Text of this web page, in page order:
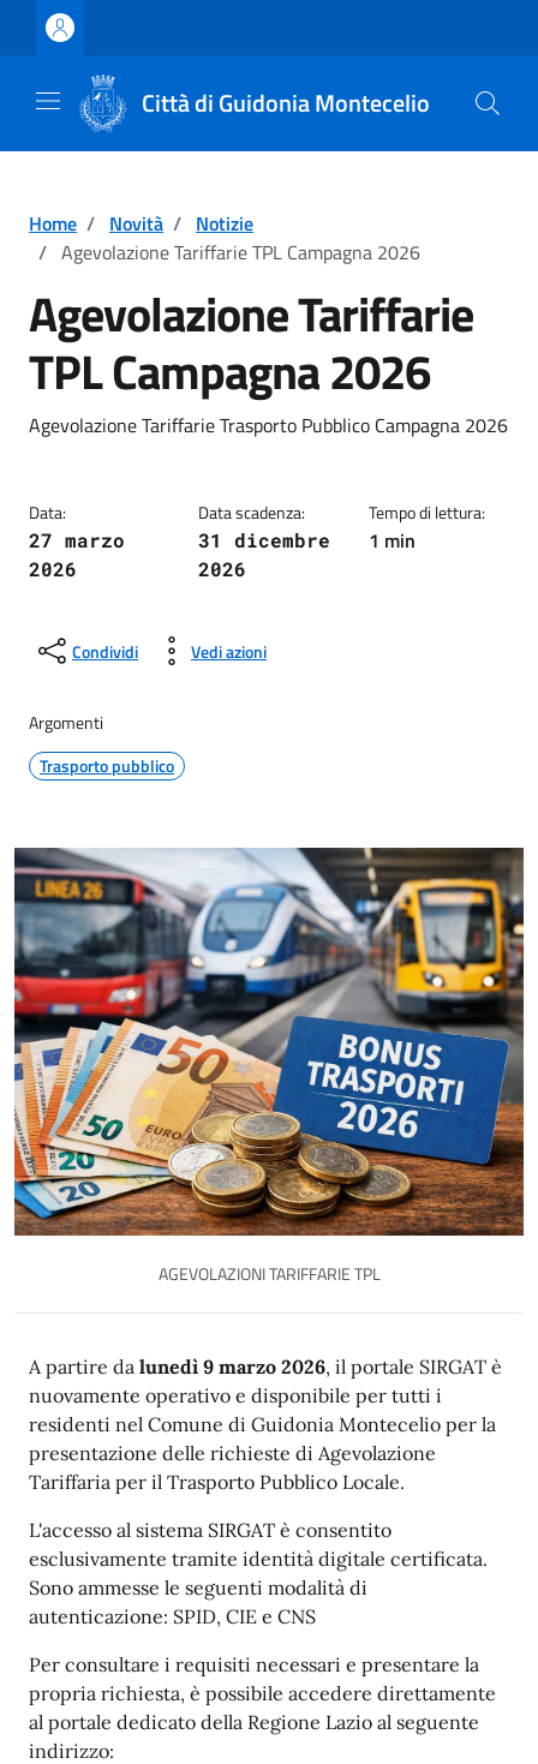
Vai ai contenuti
Vai al footer
Città di Guidonia Montecelio
Home / Novità / Notizie
/ Agevolazione Tariffarie TPL Campagna 2026
Agevolazione Tariffarie
TPL Campagna 2026
Dettagli della notizia
Agevolazione Tariffarie Trasporto Pubblico Campagna 2026
Data:
27 marzo
2026
Data scadenza:
31 dicembre
2026
Tempo di lettura:
1 min
Condividi Vedi azioni
Argomenti
Trasporto pubblico
AGEVOLAZIONI TARIFFARIE TPL
Descrizione
A partire da lunedì 9 marzo 2026, il portale SIRGAT è
nuovamente operativo e disponibile per tutti i
residenti nel Comune di Guidonia Montecelio per la
presentazione delle richieste di Agevolazione
Tariffaria per il Trasporto Pubblico Locale.
L'accesso al sistema SIRGAT è consentito
esclusivamente tramite identità digitale certificata.
Sono ammesse le seguenti modalità di
autenticazione: SPID, CIE e CNS
Per consultare i requisiti necessari e presentare la
propria richiesta, è possibile accedere direttamente
al portale dedicato della Regione Lazio al seguente
indirizzo: